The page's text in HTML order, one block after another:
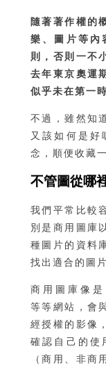
隨著著作權的
樂、圖片等內
則，否則一不
去年東京奧運
似乎未在第一
不過，雖然知
又該如何是好
念，順便收藏
不管圖從哪
我們平常比較
別是商用圖庫
種圖片的資料
找出適合的圖片
商用圖庫像
等等網站，會
經授權的影像
確認自己的使
（商用、非商